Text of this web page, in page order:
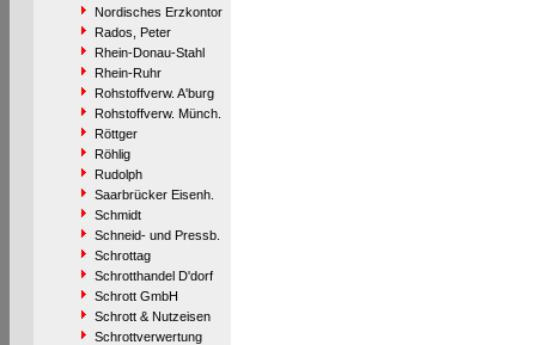
Nordisches Erzkontor
Rados, Peter
Rhein-Donau-Stahl
Rhein-Ruhr
Rohstoffverw. A'burg
Rohstoffverw. Münch.
Röttger
Röhlig
Rudolph
Saarbrücker Eisenh.
Schmidt
Schneid- und Pressb.
Schrottag
Schrotthandel D'dorf
Schrott GmbH
Schrott & Nutzeisen
Schrottverwertung